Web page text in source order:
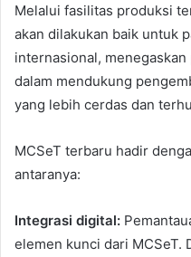
Melalui fasilitas produksi
akan dilakukan baik untuk
internasional,
dalam mendukung
yang lebih cerdas dan
MCSeT terbaru hadir
antaranya:
Integrasi digital:
elemen kunci dari MCSeT.